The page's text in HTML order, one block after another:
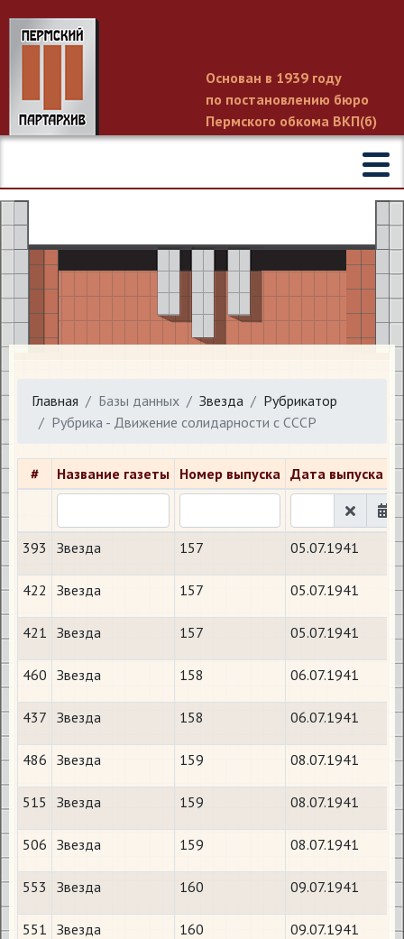
Основан в 1939 году
по постановлению бюро
Пермского обкома ВКП(б)
Главная Базы данных Звезда
Рубрикатор
Рубрика - Движение солидарности с СССР
# Название газеты Номер выпуска Дата выпуска
393 Звезда 157 05.07.1941
422 Звезда 157 05.07.1941
421 Звезда 157 05.07.1941
460 Звезда 158 06.07.1941
437 Звезда 158 06.07.1941
486 Звезда 159 08.07.1941
515 Звезда 159 08.07.1941
506 Звезда 159 08.07.1941
553 Звезда 160 09.07.1941
551 Звезда 160 09.07.1941